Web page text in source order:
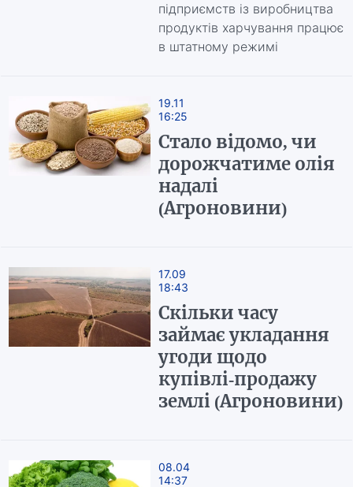
підприємств із виробництва
продуктів харчування працює
в штатному режимі
19.11
16:25
Стало відомо, чи
дорожчатиме олія
надалі
(Агроновини)
17.09
18:43
Скільки часу
займає укладання
угоди щодо
купівлі-продажу
землі (Агроновини)
08.04
14:37